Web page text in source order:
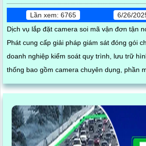
Lần xem: 6765
6/26/
Dịch vụ lắp đặt camera soi mã vận đơn tận
Phát cung cấp giải pháp giám sát đóng gói
doanh nghiệp kiểm soát quy trình, lưu trữ hình
thống bao gồm camera chuyên dụng, phần
hàng, thiết bị quét mã vạch cùng phụ kiện
tận nơi